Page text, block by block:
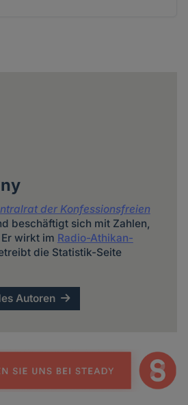
der Konfessionsfreien
beschäftigt sich mit Zahlen,
wirkt im Radio-Athikan-
die Statistik-Seite
Autoren